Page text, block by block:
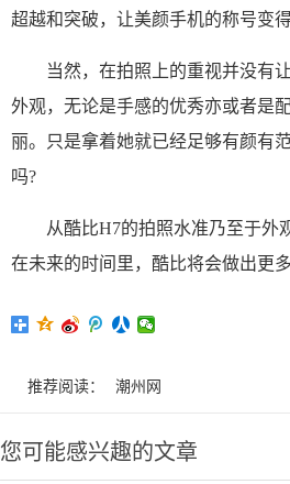
超越和突破，让美颜手机的称号变得
当然，在拍照上的重视并没有
外观，无论是手感的优秀亦或者是
丽。只是拿着她就已经足够有颜有
吗?
从酷比H7的拍照水准乃至于外
在未来的时间里，酷比将会做出更
推荐阅读： 潮州网
您可能感兴趣的文章